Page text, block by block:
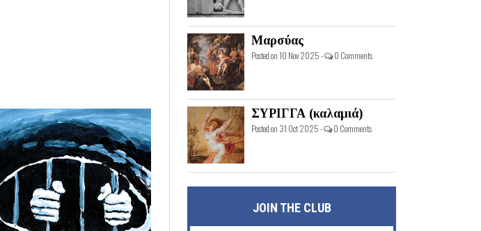
Μαρσύας
Posted on 10 Nov 2025 - 0 Comments
ΣΥΡΙΓΓΑ (καλαμιά)
Posted on 31 Oct 2025 - 0 Comments
JOIN THE CLUB